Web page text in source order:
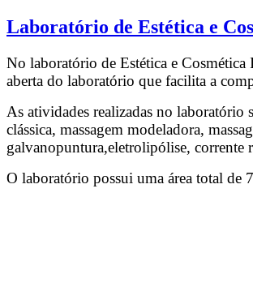
Laboratório de Estética e
No laboratório de Estética e Cosmética
aberta do laboratório que facilita a
As atividades realizadas no laboratório
clássica, massagem modeladora,
galvanopuntura,eletrolipólise, corrente
O laboratório possui uma área total de